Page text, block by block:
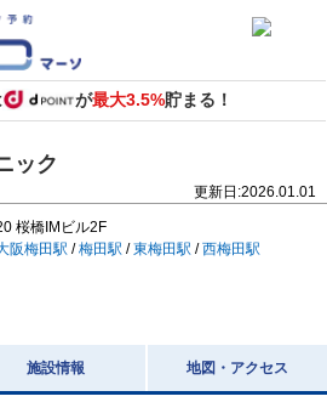
が最大3.5%貯まる！
ック
更新日:2026.01.01
桜橋IMビル2F
阪梅田駅 /梅田駅 /東梅田駅 /西梅田駅
施設情報 地図・アクセス